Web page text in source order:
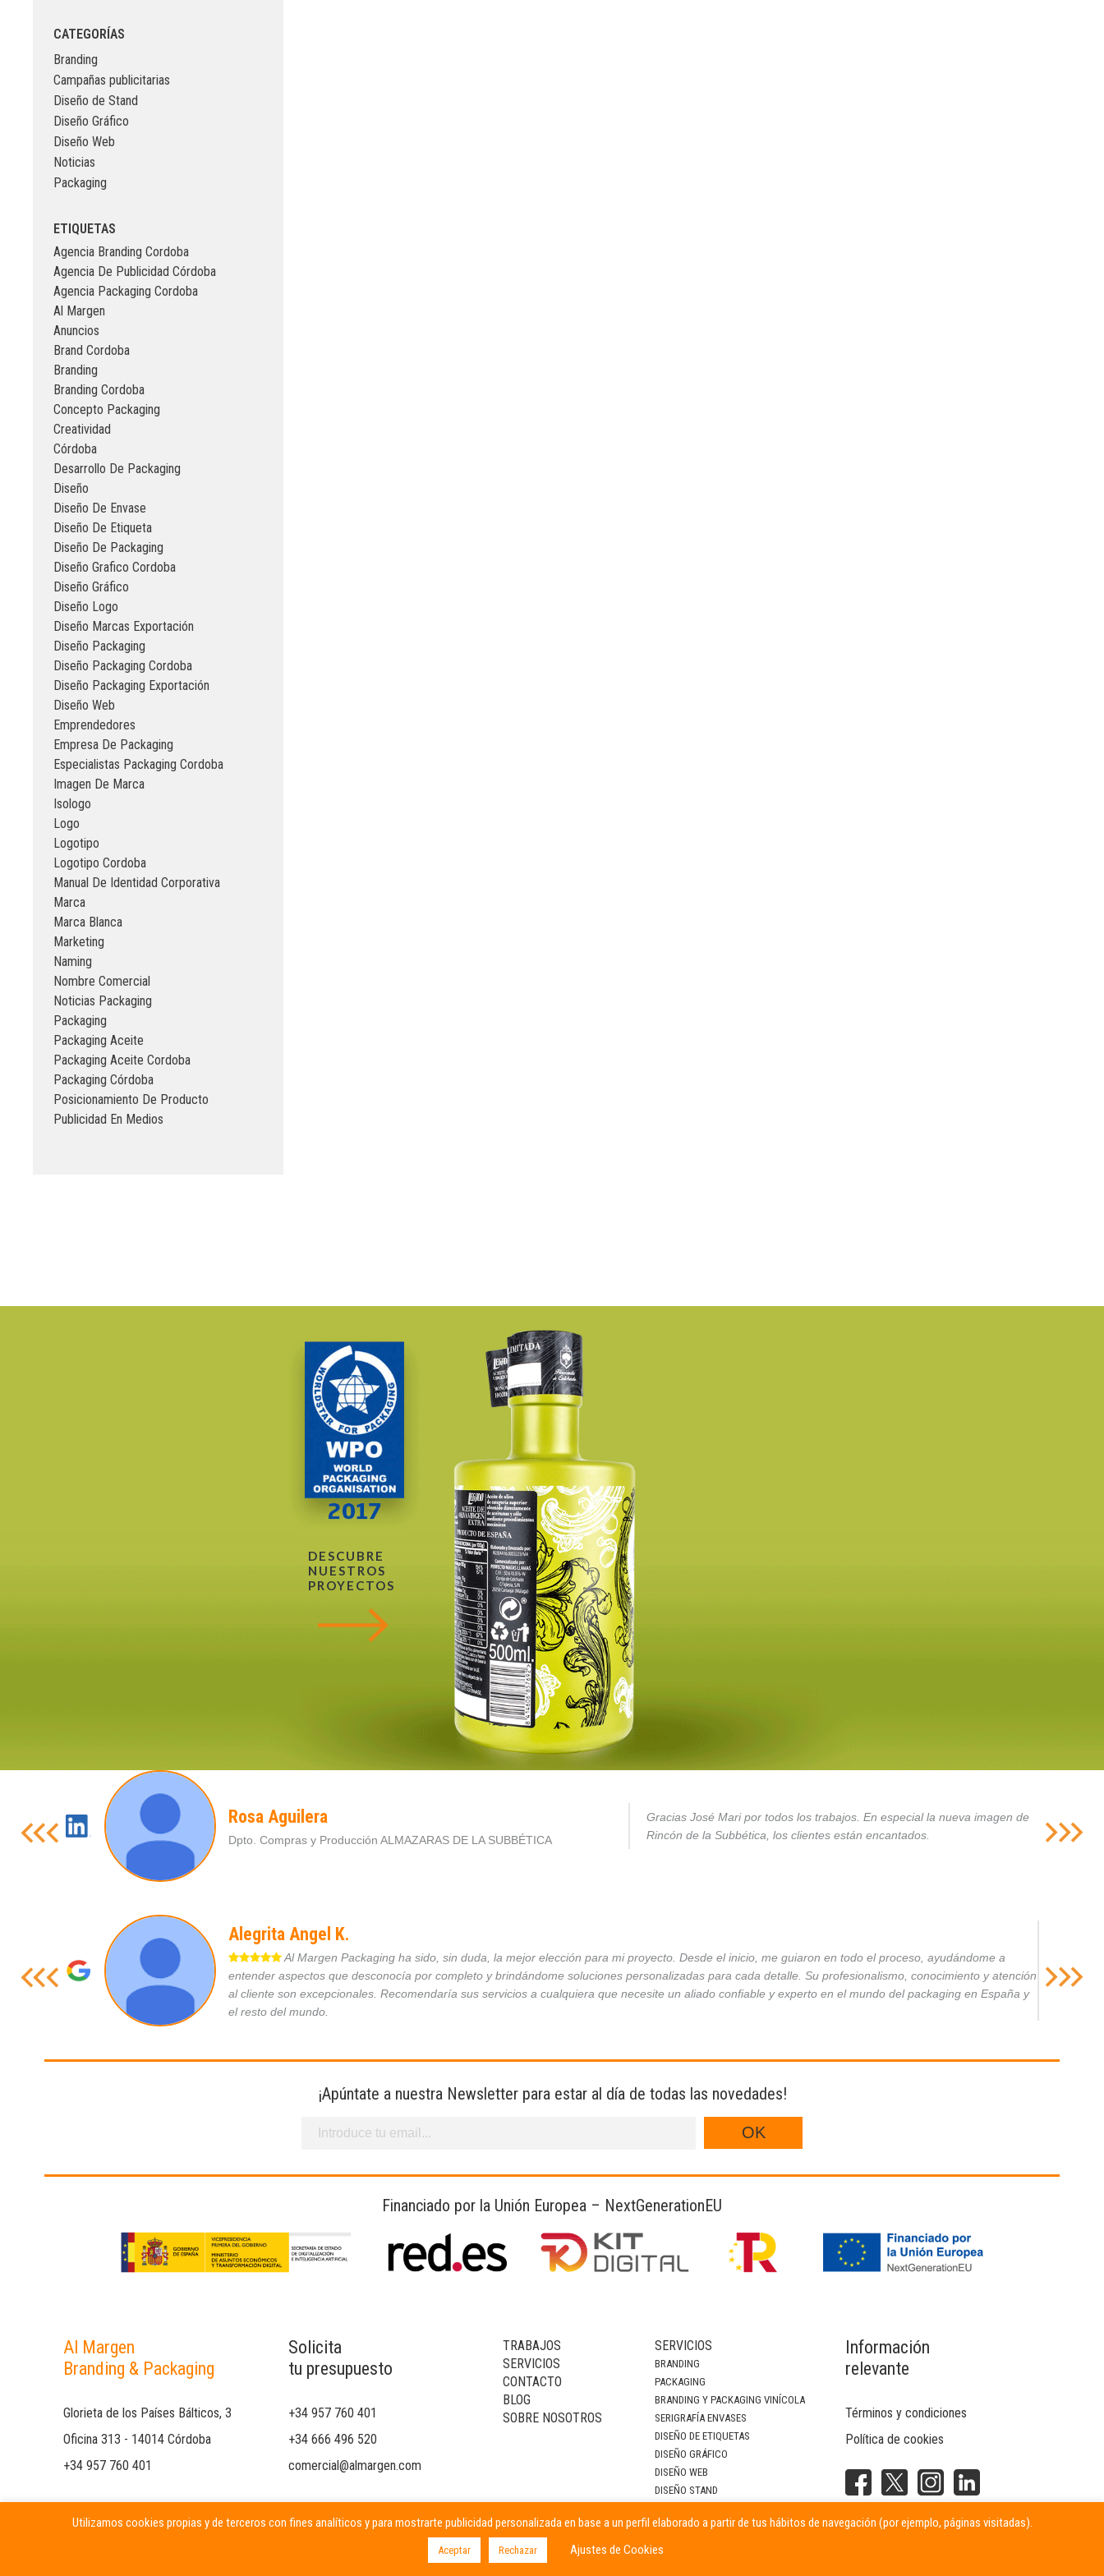
CATEGORÍAS
Branding
Campañas publicitarias
Diseño de Stand
Diseño Gráfico
Diseño Web
Noticias
Packaging
ETIQUETAS
Agencia Branding Cordoba
Agencia De Publicidad Córdoba
Agencia Packaging Cordoba
Al Margen
Anuncios
Brand Cordoba
Branding
Branding Cordoba
Concepto Packaging
Creatividad
Córdoba
Desarrollo De Packaging
Diseño
Diseño De Envase
Diseño De Etiqueta
Diseño De Packaging
Diseño Grafico Cordoba
Diseño Gráfico
Diseño Logo
Diseño Marcas Exportación
Diseño Packaging
Diseño Packaging Cordoba
Diseño Packaging Exportación
Diseño Web
Emprendedores
Empresa De Packaging
Especialistas Packaging Cordoba
Imagen De Marca
Isologo
Logo
Logotipo
Logotipo Cordoba
Manual De Identidad Corporativa
Marca
Marca Blanca
Marketing
Naming
Nombre Comercial
Noticias Packaging
Packaging
Packaging Aceite
Packaging Aceite Cordoba
Packaging Córdoba
Posicionamiento De Producto
Publicidad En Medios
DESCUBRE
NUESTROS
PROYECTOS
Rosa Aguilera
Dpto. Compras y Producción ALMAZARAS DE LA SUBBÉTICA
Gracias José Mari por todos los trabajos. En especial la nueva imagen de
Rincón de la Subbética, los clientes están encantados.
Alegrita Angel K.
Al Margen Packaging ha sido, sin duda, la mejor elección para mi proyecto. Desde el inicio, me guiaron en todo el proceso, ayudándome a
entender aspectos que desconocía por completo y brindándome soluciones personalizadas para cada detalle. Su profesionalismo, conocimiento y atención
al cliente son excepcionales. Recomendaría sus servicios a cualquiera que necesite un aliado confiable y experto en el mundo del packaging en España y
el resto del mundo.
¡Apúntate a nuestra Newsletter para estar al día de todas las novedades!
Financiado por la Unión Europea – NextGenerationEU
Al Margen
Branding & Packaging
Glorieta de los Países Bálticos, 3
Oficina 313 - 14014 Córdoba
+34 957 760 401
Solicita
tu presupuesto
+34 957 760 401
+34 666 496 520
comercial@almargen.com
TRABAJOS
SERVICIOS
CONTACTO
BLOG
SOBRE NOSOTROS
SERVICIOS
BRANDING
PACKAGING
BRANDING Y PACKAGING VINÍCOLA
SERIGRAFÍA ENVASES
DISEÑO DE ETIQUETAS
DISEÑO GRÁFICO
DISEÑO WEB
DISEÑO STAND
CAMPAÑAS PUBLICITARIAS
Información
relevante
Términos y condiciones
Política de cookies
Utilizamos cookies propias y de terceros con fines analíticos y para mostrarte publicidad personalizada en base a un perfil elaborado a partir de tus hábitos de navegación (por ejemplo, páginas visitadas).
Aceptar Rechazar Ajustes de Cookies